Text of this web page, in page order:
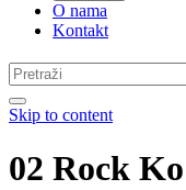
O nama
Kontakt
Pretraga:
Skip to content
02 Rock